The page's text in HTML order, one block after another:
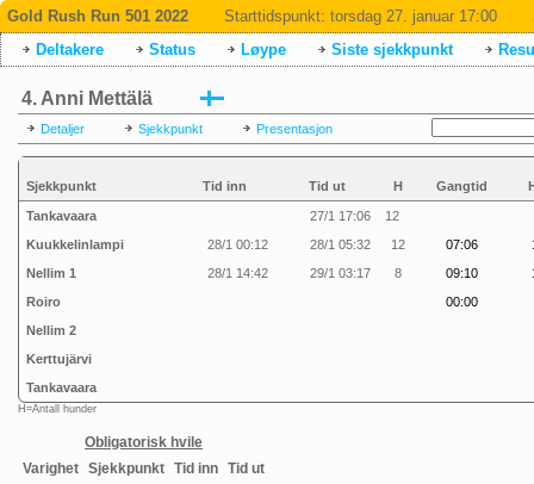
Gold Rush Run 501 2022 Starttidspunkt: torsdag 27. januar 17:00
Deltakere
Status Løype Siste sjekkpunkt
4. Anni Mettälä
Detaljer Sjekkpunkt Presentasjon
Sjekkpunkt Tid inn Tid ut H Gangtid
Tankavaara 27/1 17:06
12
Kuukkelinlampi
28/1 00:12 28/1 05:32 12 07:06
Nellim 1
28/1 14:42 29/1 03:17 8 09:10
Roiro
00:00
Nellim 2
Kerttujärvi
Tankavaara
H=Antall hunder
Obligatorisk hvile
Varighet Sjekkpunkt Tid inn Tid ut